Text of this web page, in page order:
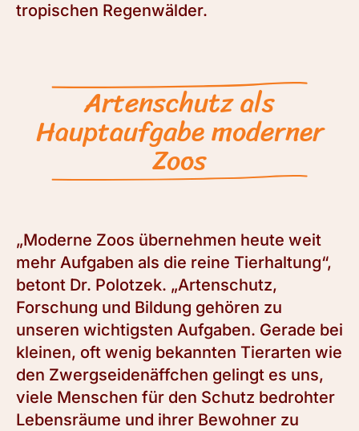
tropischen Regenwälder.
Artenschutz als
Hauptaufgabe moderner
Zoos
„Moderne Zoos übernehmen heute weit
mehr Aufgaben als die reine Tierhaltung“,
betont Dr. Polotzek. „Artenschutz,
Forschung und Bildung gehören zu
unseren wichtigsten Aufgaben. Gerade bei
kleinen, oft wenig bekannten Tierarten wie
den Zwergseidenäffchen gelingt es uns,
viele Menschen für den Schutz bedrohter
Lebensräume und ihrer Bewohner zu